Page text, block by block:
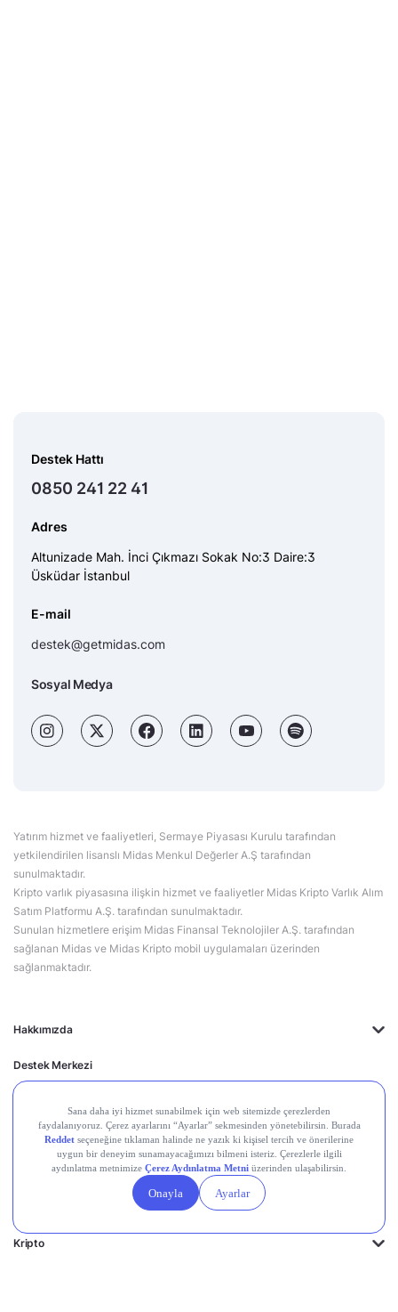
Hakkımızda
Destek Merkezi
Midas Akademi
Borsa Terimleri
Kripto
Destek Hattı
0850 241 22 41
Adres
Altunizade Mah. İnci Çıkmazı Sokak No:3 Daire:3
Üsküdar İstanbul
E-mail
destek@getmidas.com
Sosyal Medya
Yatırım hizmet ve faaliyetleri, Sermaye Piyasası Kurulu tarafından
yetkilendirilen lisanslı Midas Menkul Değerler A.Ş tarafından
sunulmaktadır.
Kripto varlık piyasasına ilişkin hizmet ve faaliyetler Midas Kripto Varlık Alım
Satım Platformu A.Ş. tarafından sunulmaktadır.
Sunulan hizmetlere erişim Midas Finansal Teknolojiler A.Ş. tarafından
sağlanan Midas ve Midas Kripto mobil uygulamaları üzerinden
sağlanmaktadır.